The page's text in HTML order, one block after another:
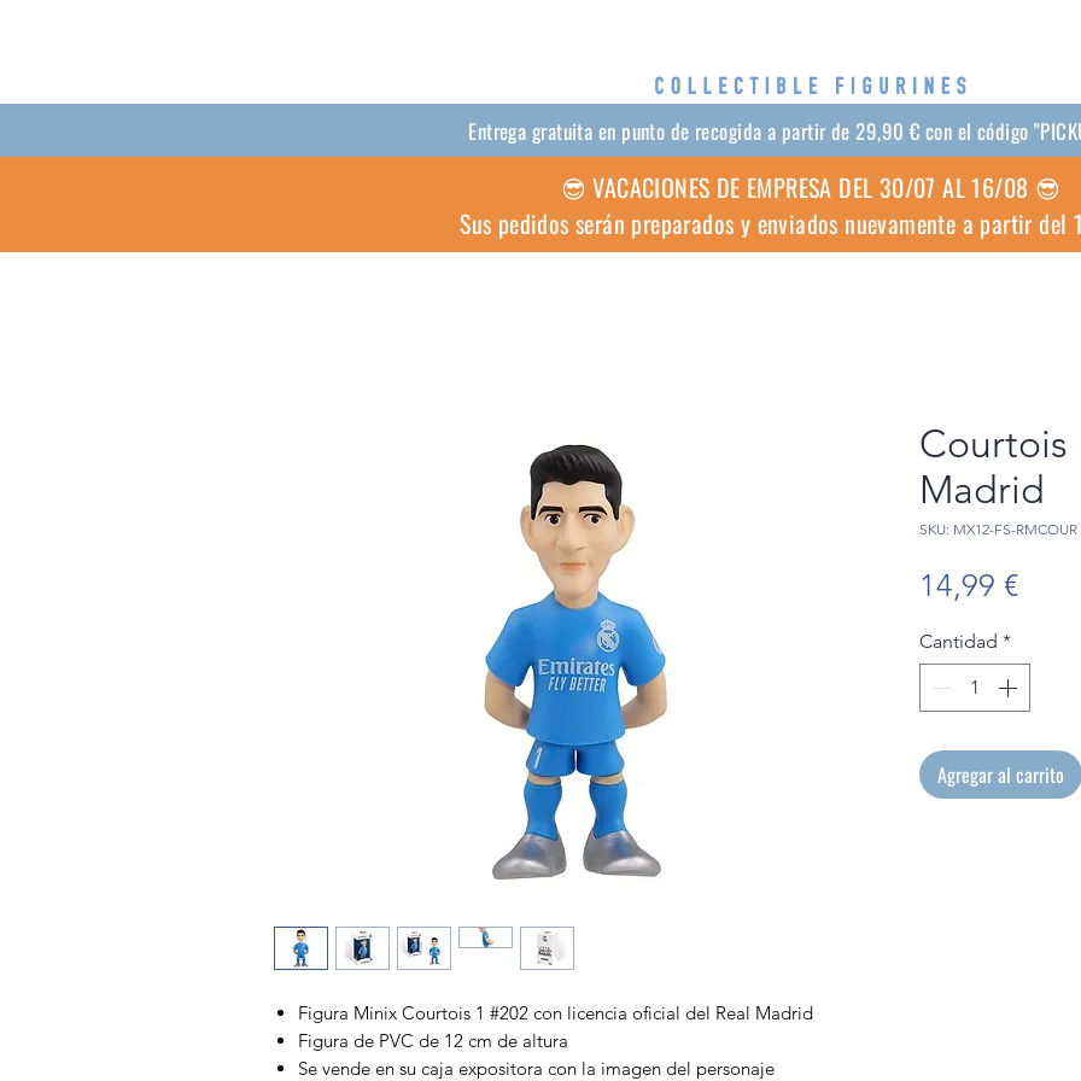
Entrega gratuita en punto de recogida a partir de 29,90 € con el código
😎 VACACIONES DE EMPRESA DEL 30/07 AL 16/08 😎
Sus pedidos serán preparados y enviados nuevamente a partir
Figura Minix Courtois 1 #202 con licencia oficial del Real Madrid
Figura de PVC de 12 cm de altura
Se vende en su caja expositora con la imagen del personaje
Courtois
Madrid
SKU: MX12-FS-RMCOUR
14,99 €
Cantidad *
Agregar al carrito